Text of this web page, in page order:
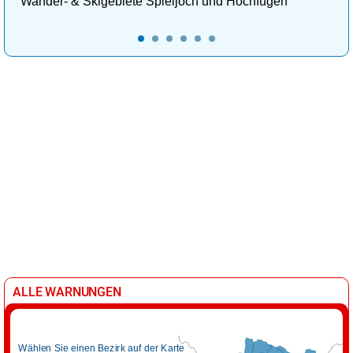
ALLE WARNUNGEN
Wählen Sie einen Bezirk auf der Karte